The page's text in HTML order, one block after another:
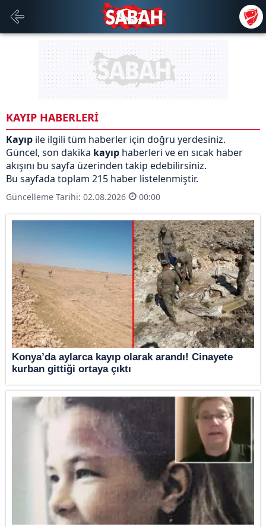
KAYIP HABERLERİ
Kayıp ile ilgili tüm haberler için doğru yerdesiniz.
Güncel, son dakika kayıp haberleri ve en sıcak haber
akışını bu sayfa üzerinden takip edebilirsiniz.
Bu sayfada toplam 215 haber listelenmiştir.
Güncelleme Tarihi: 02.08.2026 00:00
Konya’da aylarca kayıp olarak arandı! Cinayete
kurban gittiği ortaya çıktı